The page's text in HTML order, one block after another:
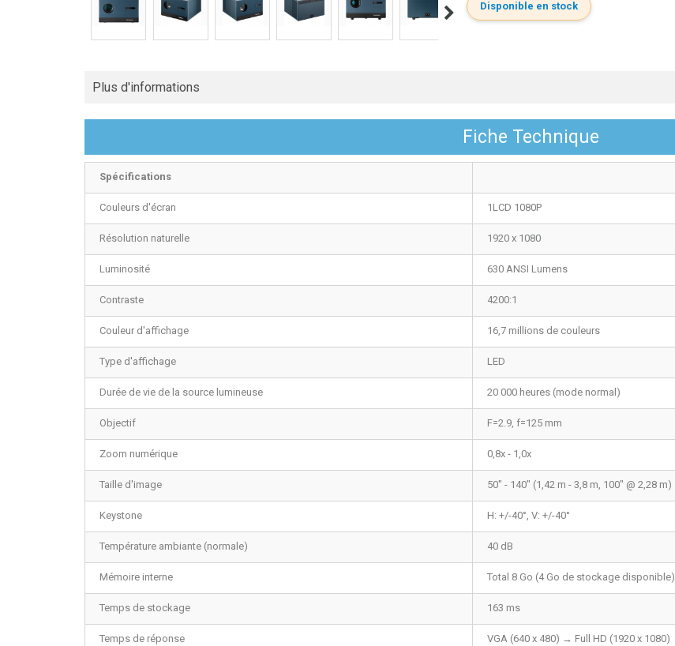
Disponible en stock
Plus d'informations
Fiche Technique
Spécifications
Couleurs d'écran 1LCD 1080P
Résolution naturelle 1920 x 1080
Luminosité 630 ANSI Lumens
Contraste 4200:1
Couleur d'affichage 16,7 millions de couleurs
Type d'affichage LED
Durée de vie de la source lumineuse 20 000 heures (mode normal)
Objectif F=2.9, f=125 mm
Zoom numérique 0,8x - 1,0x
Taille d'image 50" - 140" (1,42 m - 3,8 m, 100" @ 2,28 m)
Keystone H: +/-40°, V: +/-40°
Température ambiante (normale) 40 dB
Mémoire interne Total 8 Go (4 Go de stockage disponible)
Temps de stockage 163 ms
Temps de réponse VGA (640 x 480) → Full HD (1920 x 1080)